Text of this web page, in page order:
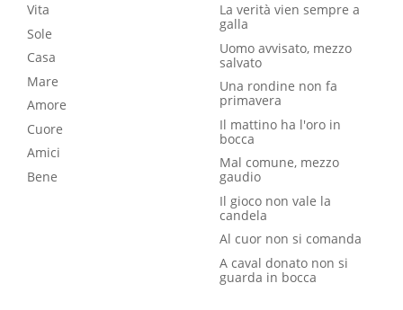
Vita
Sole
Casa
Mare
Amore
Cuore
Amici
Bene
La verità vien sempre a
galla
Uomo avvisato, mezzo
salvato
Una rondine non fa
primavera
Il mattino ha l'oro in
bocca
Mal comune, mezzo
gaudio
Il gioco non vale la
candela
Al cuor non si comanda
A caval donato non si
guarda in bocca